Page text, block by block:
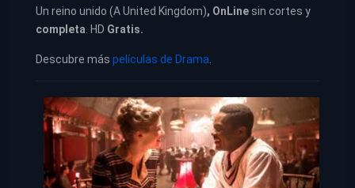
Un reino unido (A United Kingdom), OnLine sin cortes y
completa . HD Gratis.
Descubre más películas de Drama